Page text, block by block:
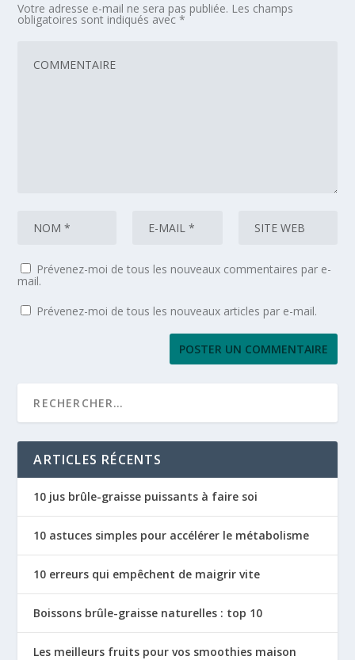
Votre adresse e-mail ne sera pas publiée. Les champs
obligatoires sont indiqués avec*
Prévenez-moi de tous les nouveaux commentaires par e-
mail.
Prévenez-moi de tous les nouveaux articles par e-mail.
ARTICLES RÉCENTS
10 jus brûle-graisse puissants à faire soi
10 astuces simples pour accélérer le métabolisme
10 erreurs qui empêchent de maigrir vite
Boissons brûle-graisse naturelles : top 10
Les meilleurs fruits pour vos smoothies maison